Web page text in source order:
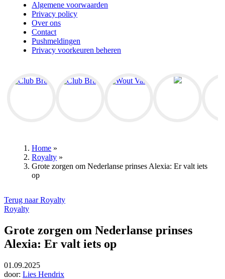
Algemene voorwaarden
Privacy policy
Over ons
Contact
Pushmeldingen
Privacy voorkeuren beheren
Kruimelpad
Home »
Royalty »
Grote zorgen om Nederlanse prinses Alexia: Er valt iets
op
Terug naar Royalty
Royalty
Grote zorgen om Nederlanse prinses
Alexia: Er valt iets op
01.09.2025
door: Lies Hendrix